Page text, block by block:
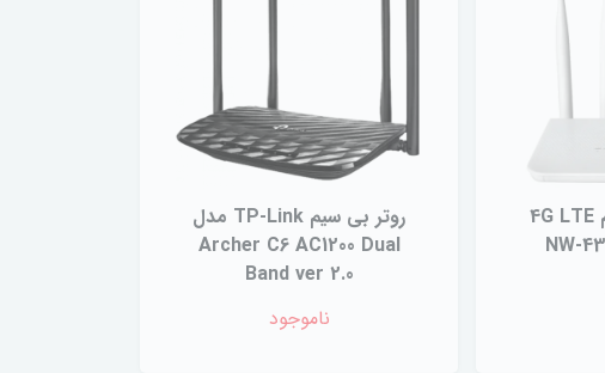
مودم روتر بی سیم 4G LTE
روتر بی سیم TP-Link مدل
Archer C6 AC1200 Dual
Band ver 2.0
ناموجود